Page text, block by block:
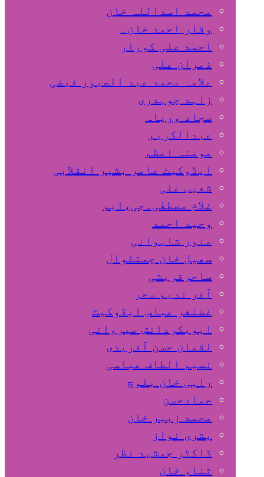
محمد اسداللہ خان
وقار احمد خان۔
احمد علی کورار
ذمران علی
علامہ محمد عبد الصبور فیضی
زاہد چوہدری
سجاد وریاہ
عبدالکریم
مومنہ اعظم
ایڈوکیٹ عامر بشیر انقلابی
شعیب علی
غلام مصطفٰی۔جی،ایم
وحید احمد
منور شاہوانی
سھیل خان چمتلوال
ساحرقریشی
آغر ندیم سحر
غضنفر عباس ایڈوکیٹ
ابوبکردانش میروانی
لقمان حسن آفریدی
نسیم الطاف عباسی
رابی خان بلوچ
حمادحسن
محمد زبیر خان
بشری نواز
ڈاکٹر جمشید نظر
ثناء خان